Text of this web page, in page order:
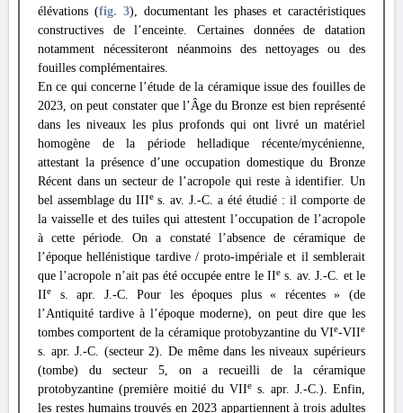
élévations (fig. 3), documentant les phases et caractéristiques
constructives de l’enceinte. Certaines données de datation
notamment nécessiteront néanmoins des nettoyages ou des
fouilles complémentaires.
En ce qui concerne l’étude de la céramique issue des fouilles de
2023, on peut constater que l’Âge du Bronze est bien représenté
dans les niveaux les plus profonds qui ont livré un matériel
homogène de la période helladique récente/mycénienne,
attestant la présence d’une occupation domestique du Bronze
Récent dans un secteur de l’acropole qui reste à identifier. Un
bel assemblage du IIIe s. av. J.-C. a été étudié : il comporte de
la vaisselle et des tuiles qui attestent l’occupation de l’acropole
à cette période. On a constaté l’absence de céramique de
l’époque hellénistique tardive / proto-impériale et il semblerait
que l’acropole n’ait pas été occupée entre le IIe s. av. J.-C. et le
IIe
s. apr. J.-C. Pour les époques plus « récentes » (de
l’Antiquité tardive à l’époque moderne), on peut dire que les
tombes comportent de la céramique protobyzantine du VIe-VIIe
s. apr. J.-C. (secteur 2). De même dans les niveaux supérieurs
(tombe) du secteur 5, on a recueilli de la céramique
protobyzantine (première moitié du VIIe s. apr. J.-C.). Enfin,
les restes humains trouvés en 2023 appartiennent à trois adultes